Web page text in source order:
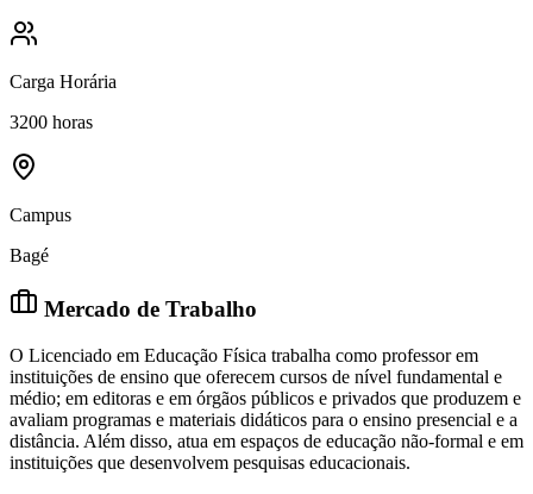
Carga Horária
3200 horas
Campus
Bagé
Mercado de Trabalho
O Licenciado em Educação Física trabalha como professor em
instituições de ensino que oferecem cursos de nível fundamental e
médio; em editoras e em órgãos públicos e privados que produzem e
avaliam programas e materiais didáticos para o ensino presencial e a
distância. Além disso, atua em espaços de educação não-formal e em
instituições que desenvolvem pesquisas educacionais.